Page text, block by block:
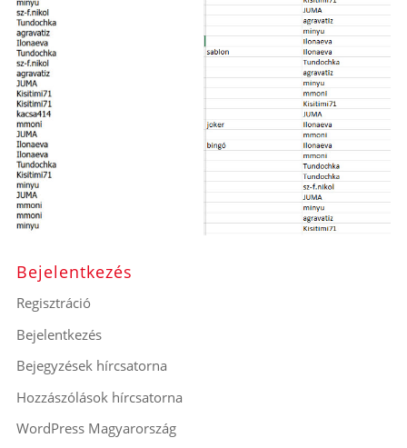
Bejelentkezés
Regisztráció
Bejelentkezés
Bejegyzések hírcsatorna
Hozzászólások hírcsatorna
WordPress Magyarország